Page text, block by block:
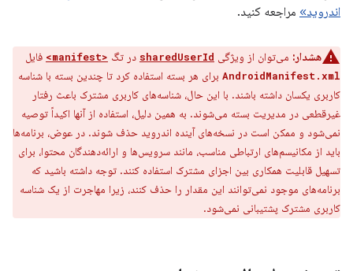
اندروید» مراجعه کنید.
هشدار: می‌توان از ویژگی sharedUserId در تگ <manifest> فایل
AndroidManifest.xml برای هر بسته استفاده کرد تا چندین بسته با شناسه
کاربری یکسان داشته باشند. با این حال، شناسه‌های کاربری مشترک باعث رفتار
غیرقطعی در مدیریت بسته می‌شوند. به همین دلیل، استفاده از آنها اکیداً توصیه
نمی‌شود و ممکن است در نسخه‌های آینده اندروید حذف شوند. در عوض، برنامه‌ها
باید از مکانیسم‌های ارتباطی مناسب، مانند سرویس‌ها و ارائه‌دهندگان محتوا، برای
تسهیل قابلیت همکاری بین اجزای مشترک استفاده کنند. توجه داشته باشید که
برنامه‌های موجود نمی‌توانند این مقدار را حذف کنند، زیرا مهاجرت از یک شناسه
کاربری مشترک پشتیبانی نمی‌شود.